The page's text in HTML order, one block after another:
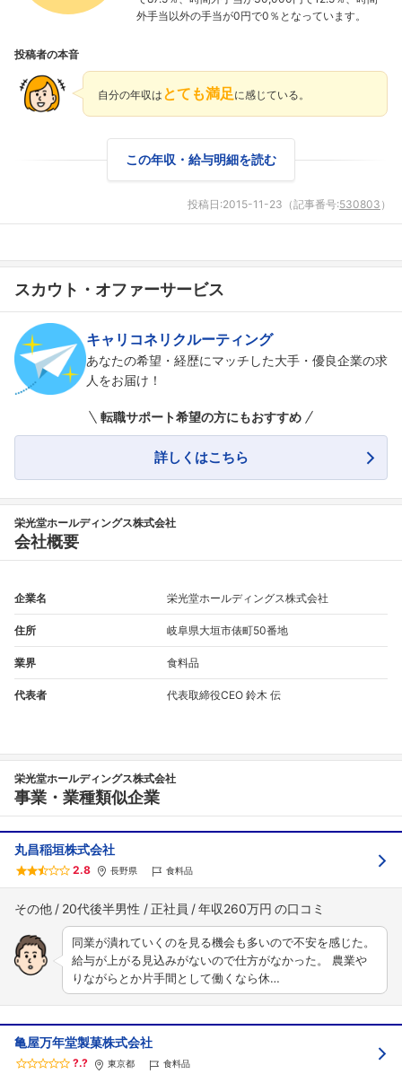
フォローしました
こちらの企業もフォローしませんか？
外手当以外の手当が0円で0％となっています。
投稿者の本音
自分の年収は とても満足 に感じている。
この年収・給与明細を読む
投稿日:2015-11-23 （記事番号:530803 ）
スカウト・オファーサービス
キャリコネリクルーティング
あなたの希望・経歴にマッチした大手・優良企業の求
人をお届け！
転職サポート希望の方にもおすすめ
詳しくはこちら
栄光堂ホールディングス株式会社
会社概要
企業名 栄光堂ホールディングス株式会社
住所 岐阜県大垣市俵町50番地
業界 食料品
代表者 代表取締役CEO 鈴木 伝
栄光堂ホールディングス株式会社
事業・業種類似企業
丸昌稲垣株式会社
2.8 長野県 食料品
その他 20代後半男性 正社員 年収260万円
同業が潰れていくのを見る機会も多いので不安を感じた。
給与が上がる見込みがないので仕方がなかった。 農業や
りながらとか片手間として働くなら休…
亀屋万年堂製菓株式会社
?.? 東京都 食料品